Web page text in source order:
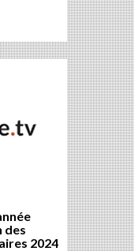
des
2024